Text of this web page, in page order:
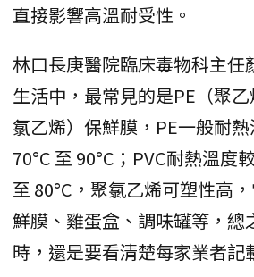
直接影響高溫耐受性。
林口長庚醫院臨床毒物科主任
生活中，最常見的是PE（聚
氯乙烯）保鮮膜，PE一般耐
70°C 至 90°C；PVC耐熱溫度
至 80°C，聚氯乙烯可塑性高
鮮膜、雞蛋盒、調味罐等，總
時，還是要看清楚每家業者記